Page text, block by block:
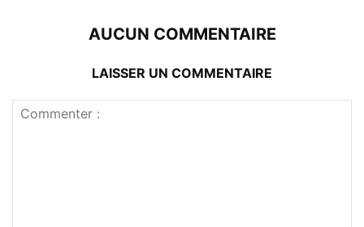
AUCUN COMMENTAIRE
LAISSER UN COMMENTAIRE